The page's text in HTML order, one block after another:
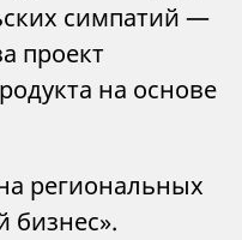
симпатий —
проект
на основе
региональных
бизнес».